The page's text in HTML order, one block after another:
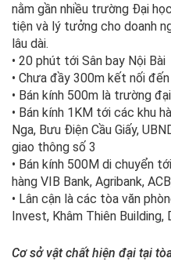
nằm gần nhiều trường Đại
tiện và lý tưởng cho doanh
lâu dài.
• 20 phút tới Sân bay Nội Bài
• Chưa đầy 300m kết nối
• Bán kính 500m là trường
• Bán kính 1KM tới các khu
Nga, Bưu Điện Cầu Giấy,
giao thông số 3
• Bán kính 500M di chuyển
hàng VIB Bank, Agribank,
• Lân cận là các tòa văn
Invest, Khâm Thiên Building,
Cơ sở vật chất hiện đại tại